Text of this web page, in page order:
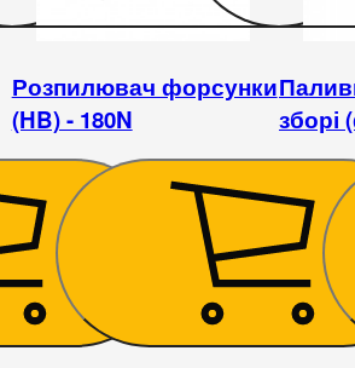
Розпилювач форсунки
(HB) - 180N
180
зборі
180N
555